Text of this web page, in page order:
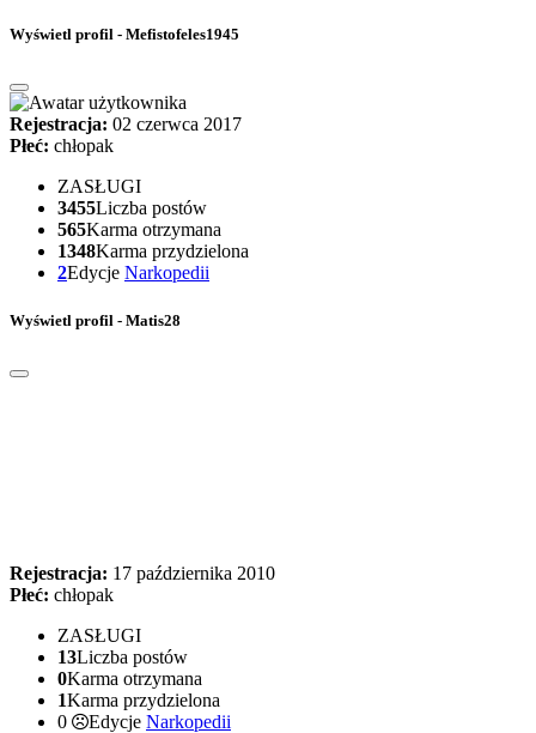
Wyświetl profil - Mefistofeles1945
Rejestracja: 02 czerwca 2017
Płeć: chłopak
ZASŁUGI
3455Liczba postów
565Karma otrzymana
1348Karma przydzielona
2Edycje Narkopedii
Wyświetl profil - Matis28
Rejestracja: 17 października 2010
Płeć: chłopak
ZASŁUGI
13Liczba postów
0Karma otrzymana
1Karma przydzielona
0
Edycje Narkopedii